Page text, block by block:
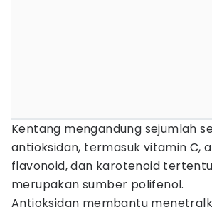
Kentang mengandung sejumlah
antioksidan, termasuk vitamin C,
flavonoid, dan karotenoid
merupakan sumber polifenol.
Antioksidan membantu